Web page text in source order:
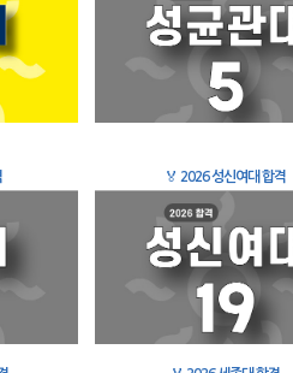
🏅 2026 성신여대 합격